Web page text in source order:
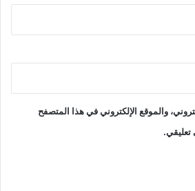
والموقع الإلكتروني في هذا المتصفح
تعليقي.